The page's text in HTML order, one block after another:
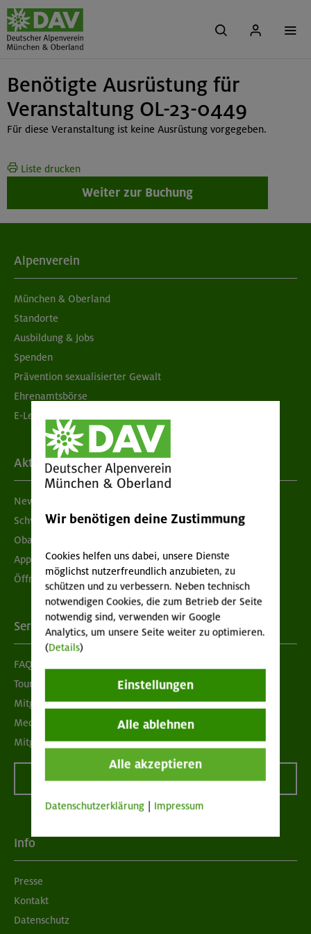
Benötigte Ausrüstung für
Veranstaltung OL-23-0449
Für diese Veranstaltung ist keine Ausrüstung vorgegeben.
Liste drucken
Weiter zur Buchung
Alpenverein
München & Oberland
Standorte
Ausbildung & Jobs
Spenden
Prävention sexualisierter Gewalt
Ehrenamtsbörse
E-Learning
Aktuelles
Newsletter
Schwarzes Brett
Obacht geben!
App "Mein DAV+"
Öffnungszeiten
Services
FAQ
Tour der Woche
Mitgliedermagazin alpinwelt
Mediadaten
Mitgliedschaft kündigen
Vertrag widerrufen
Info
Presse
Kontakt
Datenschutz
Wir benötigen deine Zustimmung
Cookies helfen uns dabei, unsere Dienste
möglichst nutzerfreundlich anzubieten, zu
schützen und zu verbessern. Neben technisch
notwendigen Cookies, die zum Betrieb der Seite
notwendig sind, verwenden wir Google
Analytics, um unsere Seite weiter zu optimieren.
(Details)
Einstellungen
Alle ablehnen
Alle akzeptieren
Datenschutzerklärung Impressum